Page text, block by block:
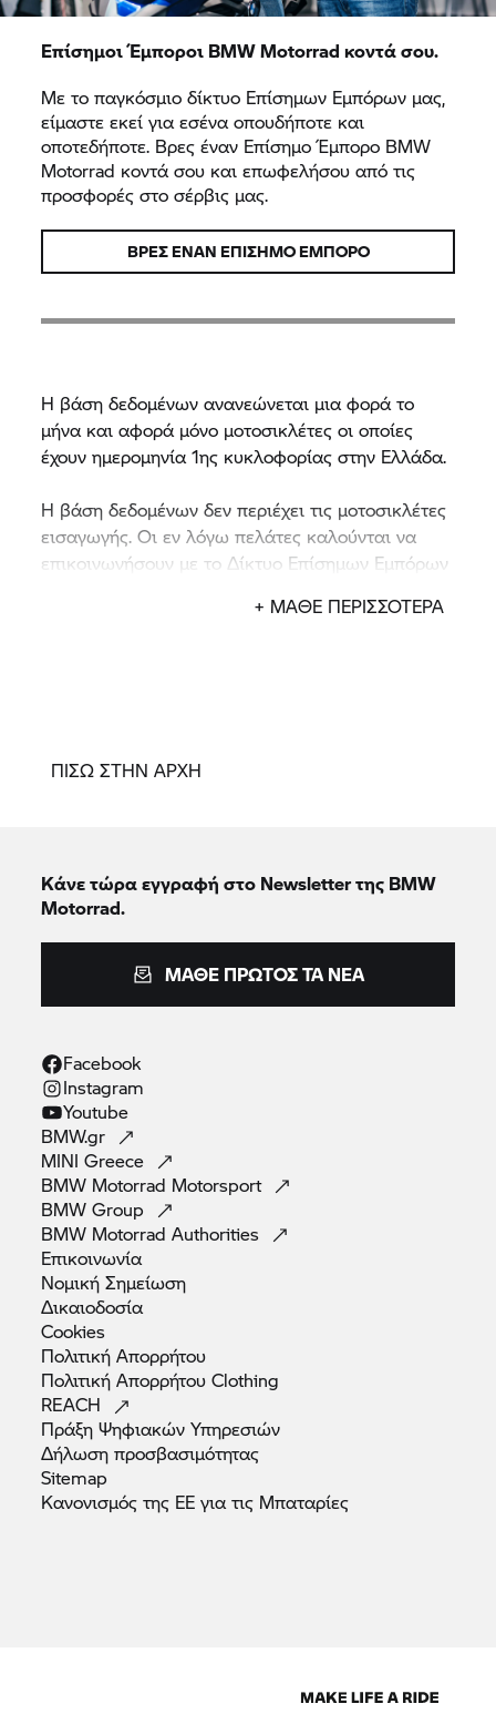
Επίσημοι Έμποροι BMW Motorrad κοντά σου.
Με το παγκόσμιο δίκτυο Επίσημων Εμπόρων μας,
είμαστε εκεί για εσένα οπουδήποτε και
οποτεδήποτε. Βρες έναν Επίσημο Έμπορο BMW
Motorrad κοντά σου και επωφελήσου από τις
προσφορές στο σέρβις μας.
ΒΡΕΣ ΕΝΑΝ ΕΠΙΣΗΜΟ ΕΜΠΟΡΟ
H βάση δεδομένων ανανεώνεται μια φορά το
μήνα και αφορά μόνο μοτοσικλέτες οι οποίες
έχουν ημερομηνία 1ης κυκλοφορίας στην Ελλάδα.
Η βάση δεδομένων δεν περιέχει τις μοτοσικλέτες
εισαγωγής. Οι εν λόγω πελάτες καλούνται να
επικοινωνήσουν με το Δίκτυο Επίσημων Εμπόρων
+ ΜΑΘΕ ΠΕΡΙΣΣΟΤΕΡΑ
ΠΙΣΩ ΣΤΗΝ ΑΡΧΗ
Κάνε τώρα εγγραφή στο Newsletter της BMW
Motorrad.
ΜΆΘΕ ΠΡΏΤΟΣ ΤΑ ΝΈΑ
Facebook
Instagram
Youtube
BMW.gr
MINIGreece
BMW Motorrad Motorsport
BMWGroup
BMW MotorradAuthorities
Επικοινωνία
ΝομικήΣημείωση
Δικαιοδοσία
Cookies
ΠολιτικήΑπορρήτου
Πολιτική ΑπορρήτουClothing
REACH
Πράξη ΨηφιακώνΥπηρεσιών
Δήλωσηπροσβασιμότητας
Sitemap
Κανονισμός της ΕΕ για τις Μπαταρίες